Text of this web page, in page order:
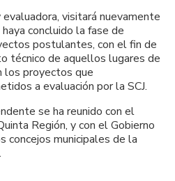
visitará nuevamente
concluido la fase de
postulantes, con el fin de
técnico de aquellos lugares de
los proyectos que
a evaluación por la SCJ.
se ha reunido con el
Región, y con el Gobierno
concejos municipales de la